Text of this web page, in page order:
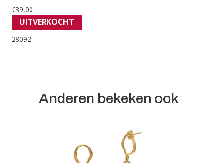
€39,00
UITVERKOCHT
28092
Anderen bekeken ook